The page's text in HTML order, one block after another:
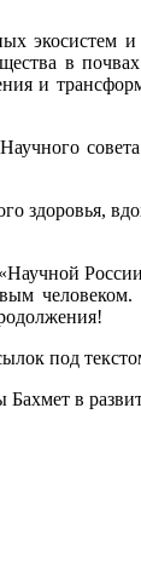
экосистем
в
и
здоровья,
человеком.
под
в